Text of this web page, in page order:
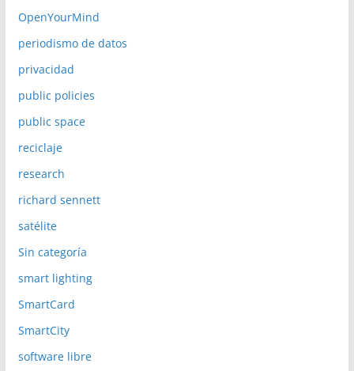
OpenYourMind
periodismo de datos
privacidad
public policies
public space
reciclaje
research
richard sennett
satélite
Sin categoría
smart lighting
SmartCard
SmartCity
software libre